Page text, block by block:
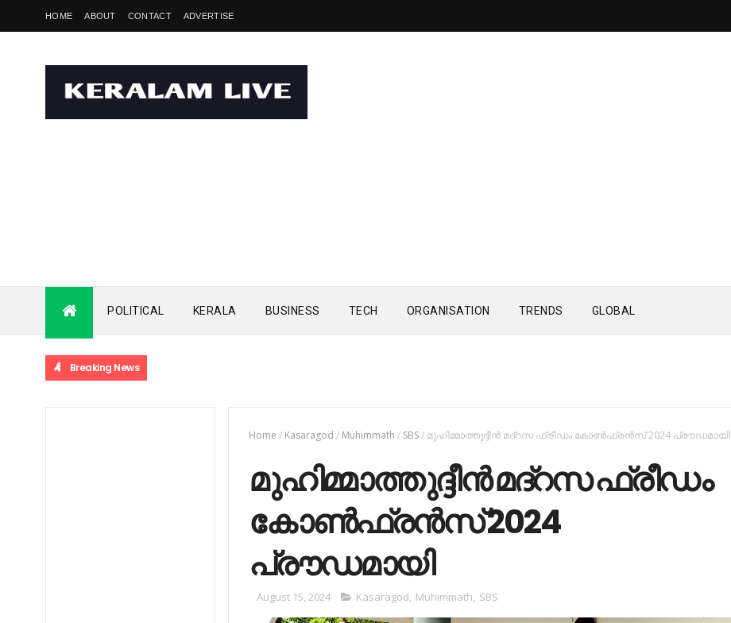
HOME ABOUT CONTACT ADVERTISE
POLITICAL KERALA BUSINESS TECH ORGANISATION TRENDS GLOBAL
Breaking News
Home / Kasaragod / Muhimmath / SBS/ മുഹിമ്മാത്തുദ്ദീന്‍ മദ്‌റസ ഫ്രീഡം കോണ്‍ഫ്രന്‍സ് 2024 പ്രൗഡമായി
മുഹിമ്മാത്തുദ്ദീന്‍ മദ്‌റസ ഫ്രീഡം
കോണ്‍ഫ്രന്‍സ് 2024
പ്രൗഡമായി
August 15, 2024 Kasaragod, Muhimmath, SBS